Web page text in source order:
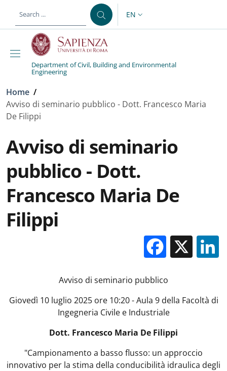
LANGUAGE SWITCHER:
EN
Department of Civil, Building and Environmental
Engineering
Breadcrumb
Home /
Avviso di seminario pubblico - Dott. Francesco Maria
De Filippi
Avviso di seminario
pubblico - Dott.
Francesco Maria De
Filippi
X
Avviso di seminario pubblico
Giovedì 10 luglio 2025 ore 10:20 - Aula 9 della Facoltà di
Ingegneria Civile e Industriale
Dott. Francesco Maria De Filippi
"Campionamento a basso flusso: un approccio
innovativo per la stima della conducibilità idraulica degli